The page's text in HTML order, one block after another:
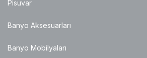
Pisuvar
Banyo Aksesuarları
Banyo Mobilyaları